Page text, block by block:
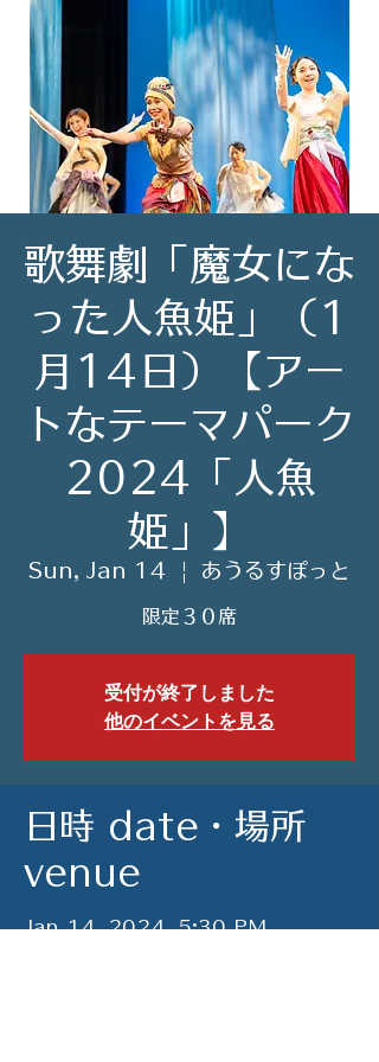
歌舞劇「魔女にな
った人魚姫」（1
月14日）【アー
トなテーマパーク
2024「人魚
姫」】
Sun, Jan 14
  |
あうるすぽっと
限定３０席
受付が終了しました
他のイベントを見る
日時 date・場所
venue
Jan 14, 2024, 5:30 PM